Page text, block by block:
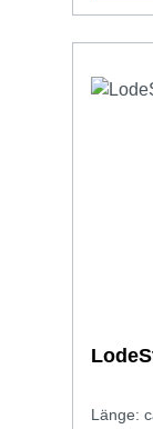
Länge: